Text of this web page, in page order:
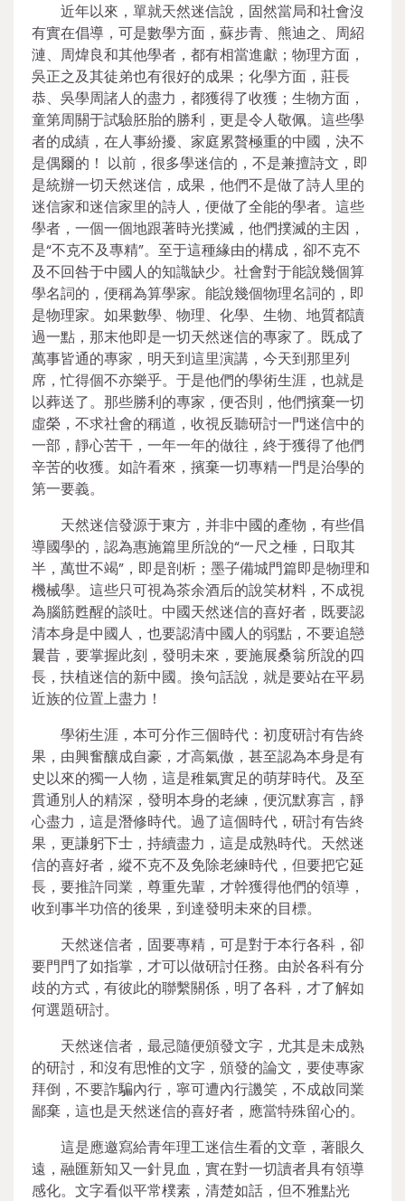
近年以來，單就天然迷信說，固然當局和社會沒
有實在倡導，可是數學方面，蘇步青、熊迪之、周紹
漣、周煒良和其他學者，都有相當進獻；物理方面，
吳正之及其徒弟也有很好的成果；化學方面，莊長
恭、吳學周諸人的盡力，都獲得了收獲；生物方面，
童第周關于試驗胚胎的勝利，更是令人敬佩。這些學
者的成績，在人事紛擾、家庭累贅極重的中國，決不
是偶爾的！ 以前，很多學迷信的，不是兼擅詩文，即
是統辦一切天然迷信，成果，他們不是做了詩人里的
迷信家和迷信家里的詩人，便做了全能的學者。這些
學者，一個一個地跟著時光撲滅，他們撲滅的主因，
是“不克不及專精”。至于這種緣由的構成，卻不克不
及不回咎于中國人的知識缺少。社會對于能說幾個算
學名詞的，便稱為算學家。能說幾個物理名詞的，即
是物理家。如果數學、物理、化學、生物、地質都讀
過一點，那末他即是一切天然迷信的專家了。既成了
萬事皆通的專家，明天到這里演講，今天到那里列
席，忙得個不亦樂乎。于是他們的學術生涯，也就是
以葬送了。那些勝利的專家，便否則，他們擯棄一切
虛榮，不求社會的稱道，收視反聽研討一門迷信中的
一部，靜心苦干，一年一年的做往，終于獲得了他們
辛苦的收獲。如許看來，擯棄一切專精一門是治學的
第一要義。
天然迷信發源于東方，并非中國的產物，有些倡
導國學的，認為惠施篇里所說的“一尺之棰，日取其
半，萬世不竭”，即是剖析；墨子備城門篇即是物理和
機械學。這些只可視為茶余酒后的說笑材料，不成視
為腦筋甦醒的談吐。中國天然迷信的喜好者，既要認
清本身是中國人，也要認清中國人的弱點，不要追戀
曩昔，要掌握此刻，發明未來，要施展桑翁所說的四
長，扶植迷信的新中國。換句話說，就是要站在平易
近族的位置上盡力！
學術生涯，本可分作三個時代：初度研討有告終
果，由興奮釀成自豪，才高氣傲，甚至認為本身是有
史以來的獨一人物，這是稚氣實足的萌芽時代。及至
貫通別人的精深，發明本身的老練，便沉默寡言，靜
心盡力，這是潛修時代。過了這個時代，研討有告終
果，更謙躬下士，持續盡力，這是成熟時代。天然迷
信的喜好者，縱不克不及免除老練時代，但要把它延
長，要推許同業，尊重先輩，才幹獲得他們的領導，
收到事半功倍的後果，到達發明未來的目標。
天然迷信者，固要專精，可是對于本行各科，卻
要門門了如指掌，才可以做研討任務。由於各科有分
歧的方式，有彼此的聯繫關係，明了各科，才了解如
何選題研討。
天然迷信者，最忌隨便頒發文字，尤其是未成熟
的研討，和沒有思惟的文字，頒發的論文，要使專家
拜倒，不要詐騙內行，寧可遭內行譏笑，不成啟同業
鄙棄，這也是天然迷信的喜好者，應當特殊留心的。
這是應邀寫給青年理工迷信生看的文章，著眼久
遠，融匯新知又一針見血，實在對一切讀者具有領導
感化。文字看似平常樸素，清楚如話，但不雅點光